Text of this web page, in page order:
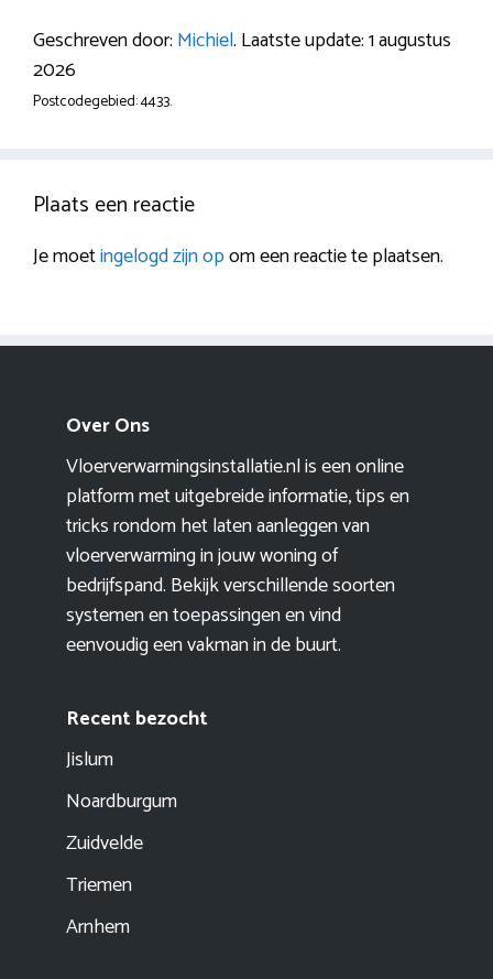
Geschreven door: Michiel. Laatste update: 1 augustus
2026
Postcodegebied: 4433.
Plaats een reactie
Je moetingelogd zijn opom een reactie te plaatsen.
Over Ons
Vloerverwarmingsinstallatie.nl is een online
platform met uitgebreide informatie, tips en
tricks rondom het laten aanleggen van
vloerverwarming in jouw woning of
bedrijfspand. Bekijk verschillende soorten
systemen en toepassingen en vind
eenvoudig een vakman in de buurt.
Recent bezocht
Jislum
Noardburgum
Zuidvelde
Triemen
Arnhem